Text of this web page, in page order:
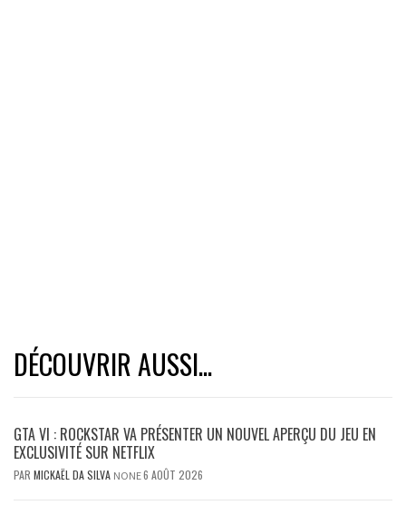
DÉCOUVRIR AUSSI...
GTA VI : ROCKSTAR VA PRÉSENTER UN NOUVEL APERÇU DU JEU EN
EXCLUSIVITÉ SUR NETFLIX
PAR MICKAËL DA SILVA NONE6 AOÛT 2026